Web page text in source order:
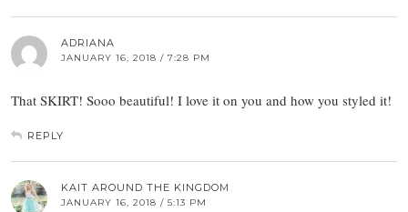
ADRIANA
JANUARY 16, 2018 / 7:28 PM
That SKIRT! Sooo beautiful! I love it on you and how you styled it!
REPLY
KAIT AROUND THE KINGDOM
JANUARY 16, 2018 / 5:13 PM